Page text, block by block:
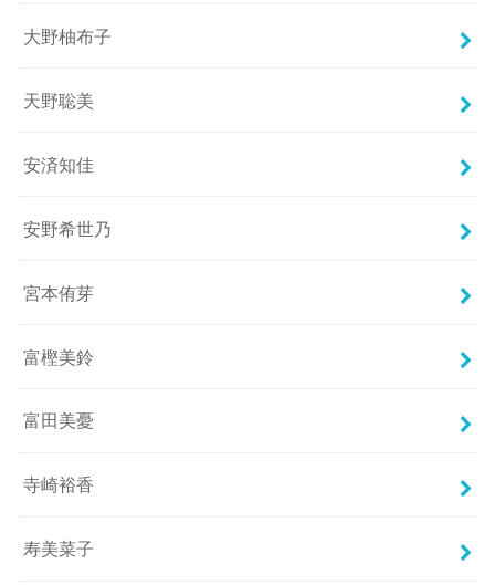
大野柚布子
天野聡美
安済知佳
安野希世乃
宮本侑芽
富樫美鈴
富田美憂
寺崎裕香
寿美菜子